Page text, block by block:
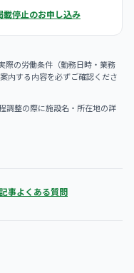
載停止のお申し込み
際の労働条件（勤務日時・業務
内する内容を必ずご確認くださ
調整の際に施設名・所在地の詳
事よくある質問